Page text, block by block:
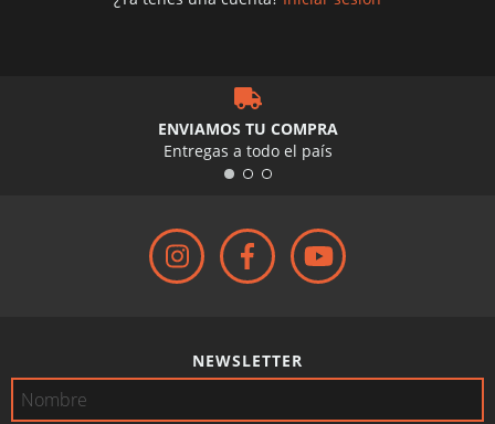
ENVIAMOS TU COMPRA
Entregas a todo el país
NEWSLETTER